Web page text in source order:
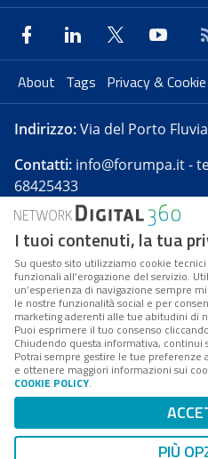
About Tags Privacy & Cookie
Indirizzo:Via del Porto
Contatti: info@forumpa.it-
68425433
Forumpa.itè una
presso Registro della
Reg. n. 182 del 2 maggio
FPA s.r.l. è società
Coordinamento da parte di
è un'azienda certificata
Codice Fiscale/Partita IVA n.
n.
Mappa
I tuoi contenuti, la tua
Su questo sito utilizziamo cookie
funzionali all’erogazione del servizio.
un’esperienza di navigazione sempre
le nostre funzionalità social e per
marketing aderenti alle tue abitudini di
Puoi esprimere il tuo consenso cliccando
Chiudendo questa informativa, continui
Potrai sempre gestire le tue preferenze
e ottenere maggiori informazioni sui
COOKIE POLICY.
PIÙ